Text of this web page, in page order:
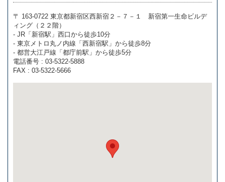
〒 163-0722 東京都新宿区西新宿２－７－１ 新宿第一生命ビルデ
ィング（２２階）
- JR「新宿駅」西口から徒歩10分
- 東京メトロ丸ノ内線「西新宿駅」から徒歩8分
- 都営大江戸線「都庁前駅」から徒歩5分
電話番号 : 03-5322-5888
FAX : 03-5322-5666